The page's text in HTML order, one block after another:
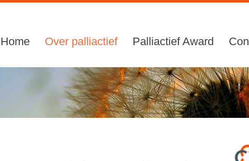
Home Over palliactief Palliactief Award